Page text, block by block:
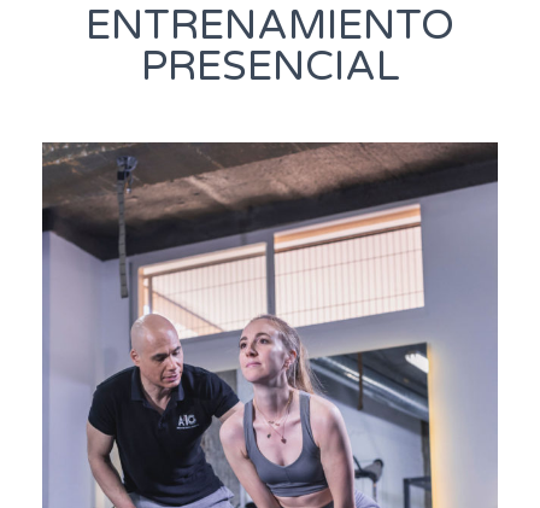
ENTRENAMIENTO
PRESENCIAL